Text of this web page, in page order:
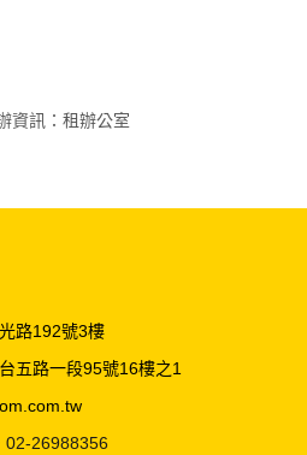
資訊 ： 租辦公室
路192號3樓
五路一段95號16樓之1
02-26988356